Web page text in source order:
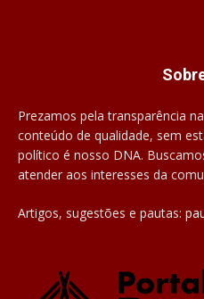
Prezamos pela transparência
conteúdo de qualidade, sem
político é nosso DNA.
atender aos interesses da
Artigos, sugestões e pautas: